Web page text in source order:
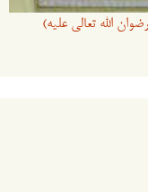
الله تعالی علیه)